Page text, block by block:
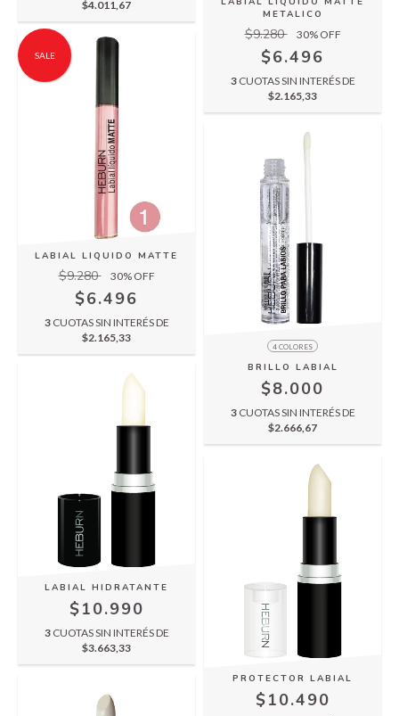
$4.011,67
METALICO
$9.280 30% OFF
$6.496
3 CUOTAS SIN INTERÉS DE
$2.165,33
SALE
LABIAL LIQUIDO MATTE
$9.280 30% OFF
$6.496
3 CUOTAS SIN INTERÉS DE
$2.165,33
4 COLORES
BRILLO LABIAL
$8.000
3 CUOTAS SIN INTERÉS DE
$2.666,67
LABIAL HIDRATANTE
$10.990
3 CUOTAS SIN INTERÉS DE
$3.663,33
PROTECTOR LABIAL
$10.490